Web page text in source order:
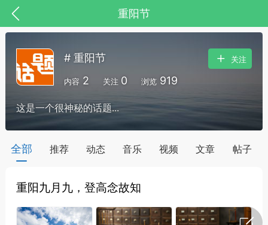
重阳节
，华夏中医人：家门口的中医人！
节气气象
# 重阳节
内容 2 关注 0 浏览 919
关注
这是一个很神秘的话题...
全部 推荐 动态 音乐 视频 文章 帖子
重阳九月九，登高念故知